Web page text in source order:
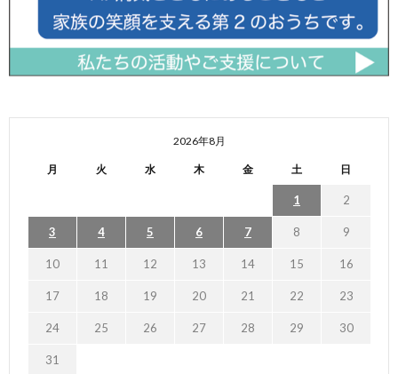
2026年8月
月 火 水 木 金 土 日
1 2
3 4 5 6 7 8 9
10 11 12 13 14 15 16
17 18 19 20 21 22 23
24 25 26 27 28 29 30
31